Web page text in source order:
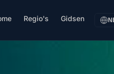
Regio's Gidsen